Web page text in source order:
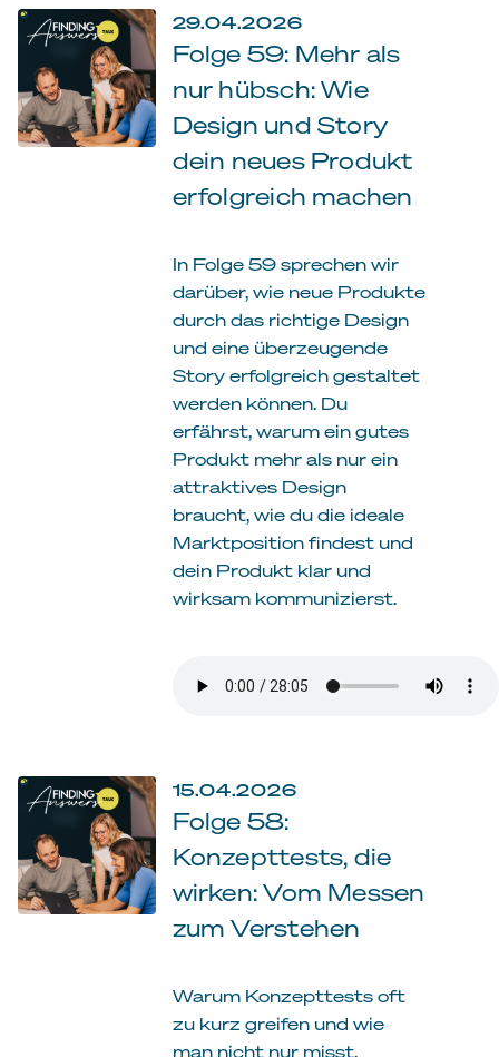
29.04.2026
Folge 59: Mehr als
nur hübsch: Wie
Design und Story
dein neues Produkt
erfolgreich machen
In Folge 59 sprechen wir
darüber, wie neue Produkte
durch das richtige Design
und eine überzeugende
Story erfolgreich gestaltet
werden können. Du
erfährst, warum ein gutes
Produkt mehr als nur ein
attraktives Design
braucht, wie du die ideale
Marktposition findest und
dein Produkt klar und
wirksam kommunizierst.
15.04.2026
Folge 58:
Konzepttests, die
wirken: Vom Messen
zum Verstehen
Warum Konzepttests oft
zu kurz greifen und wie
man nicht nur misst,